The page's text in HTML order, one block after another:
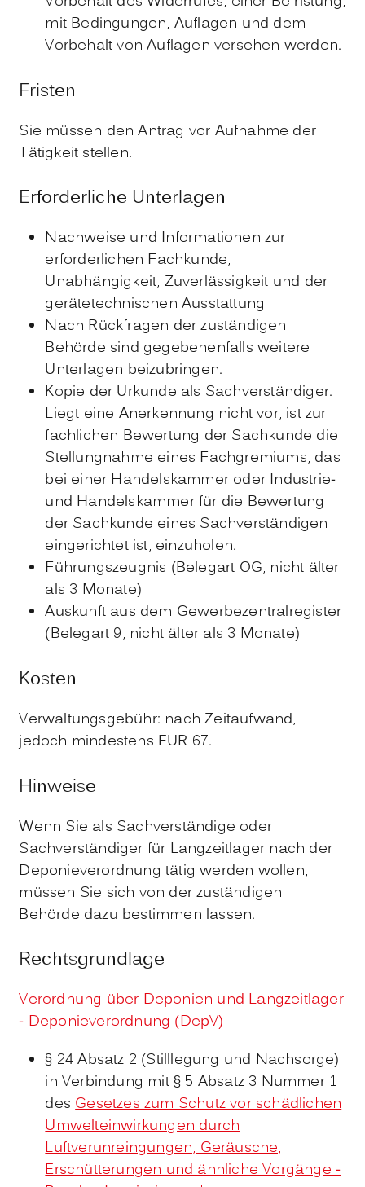
mit Bedingungen, Auflagen und dem
Vorbehalt von Auflagen versehen werden.
Fristen
Sie müssen den Antrag vor Aufnahme der
Tätigkeit stellen.
Erforderliche Unterlagen
Nachweise und Informationen zur
erforderlichen Fachkunde,
Unabhängigkeit, Zuverlässigkeit und der
gerätetechnischen Ausstattung
Nach Rückfragen der zuständigen
Behörde sind gegebenenfalls weitere
Unterlagen beizubringen.
Kopie der Urkunde als Sachverständiger.
Liegt eine Anerkennung nicht vor, ist zur
fachlichen Bewertung der Sachkunde die
Stellungnahme eines Fachgremiums, das
bei einer Handelskammer oder Industrie-
und Handelskammer für die Bewertung
der Sachkunde eines Sachverständigen
eingerichtet ist, einzuholen.
Führungszeugnis (Belegart OG, nicht älter
als 3 Monate)
Auskunft aus dem Gewerbezentralregister
(Belegart 9, nicht älter als 3 Monate)
Kosten
Verwaltungsgebühr: nach Zeitaufwand,
jedoch mindestens EUR 67.
Hinweise
Wenn Sie als Sachverständige oder
Sachverständiger für Langzeitlager nach der
Deponieverordnung tätig werden wollen,
müssen Sie sich von der zuständigen
Behörde dazu bestimmen lassen.
Rechtsgrundlage
Verordnung über Deponien und Langzeitlager
- Deponieverordnung (DepV)
§ 24 Absatz 2 (Stilllegung und Nachsorge)
in Verbindung mit § 5 Absatz 3 Nummer 1
desGesetzes zum Schutz vor schädlichen
Umwelteinwirkungen durch
Luftverunreingungen, Geräusche,
Erschütterungen und ähnliche Vorgänge -